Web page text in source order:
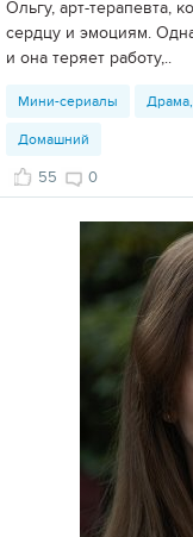
Ольгу, арт-терапевта,
сердцу и эмоциям.
и она теряет работу,..
Мини-сериалы
Домашний
55 0